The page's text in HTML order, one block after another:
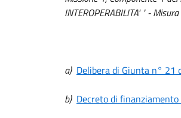
INTEROPERABILITA' " -
a) Delibera di Giunta n° 21
b) Decreto di finanziamento